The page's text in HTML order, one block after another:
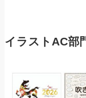
イラスト AC部